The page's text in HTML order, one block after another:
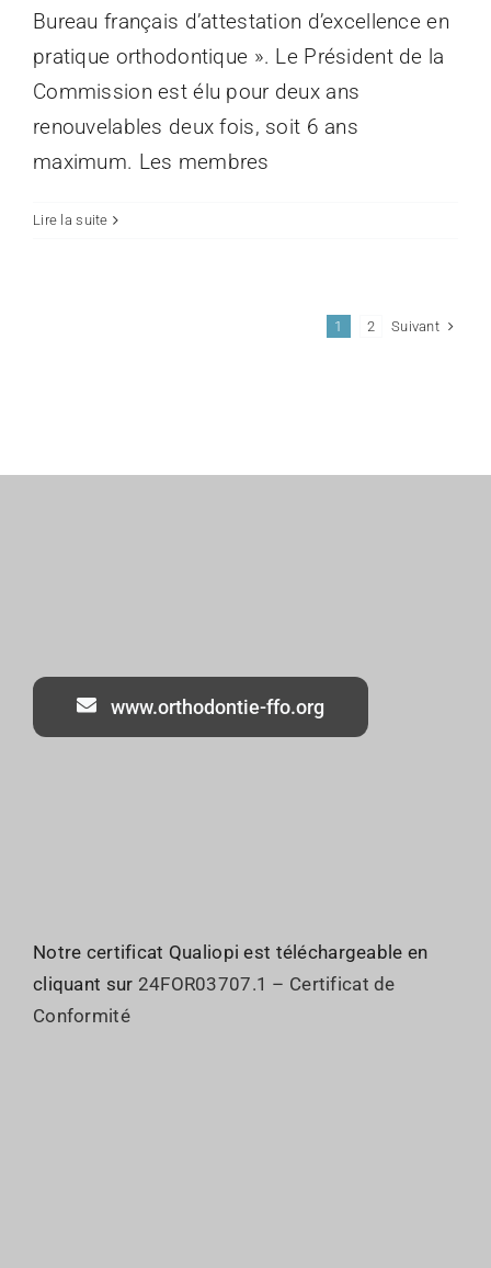
Bureau français d’attestation d’excellence en
pratique orthodontique ». Le Président de la
Commission est élu pour deux ans
renouvelables deux fois, soit 6 ans
maximum. Les membres
Lire la suite
1 2 Suivant
www.orthodontie-ffo.org
Notre certificat Qualiopi est téléchargeable en
cliquant sur 24FOR03707.1 – Certificat de
Conformité